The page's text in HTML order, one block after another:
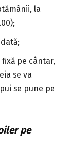
la
pe cântar,
se va
se pune pe
pe